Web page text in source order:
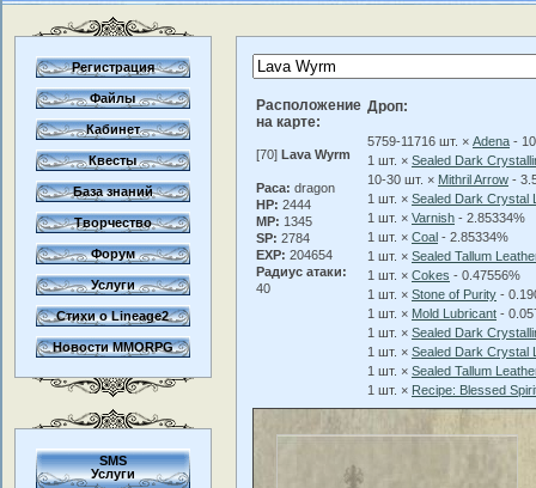
Регистрация
Файлы
Кабинет
Квесты
База знаний
Творчество
Форум
Услуги
Стихи о Lineage2
Новости MMORPG
SMS
Услуги
Расположение
на карте:
[70] Lava Wyrm
Раса: dragon
HP: 2444
MP: 1345
SP: 2784
EXP: 204654
Радиус атаки:
40
Дроп:
5759-11716 шт. × Adena -
1 шт. × Sealed Dark
10-30 шт. × Mithril Arrow -
1 шт. × Sealed Dark Crystal
1 шт. × Varnish - 2.85334%
1 шт. × Coal - 2.85334%
1 шт. × Sealed Tallum
1 шт. × Cokes - 0.47556%
1 шт. × Stone of Purity -
1 шт. × Mold Lubricant -
1 шт. × Sealed Dark
1 шт. × Sealed Dark Crystal
1 шт. × Sealed Tallum
1 шт. × Recipe: Blessed